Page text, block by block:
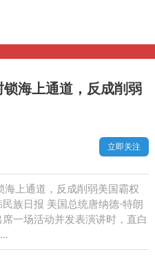
海上通道，反成削弱
立即关注
上通道，反成削弱美国霸权
族日报 美国总统唐纳德·特朗
一场活动并发表演讲时，直白